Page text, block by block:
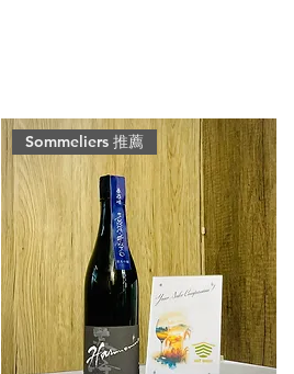
Sommeliers 推薦